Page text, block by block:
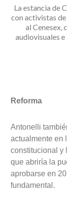
La estancia de
con activistas
al Cenesex,
audiovisuales
Reforma
Antonelli
actualmente en
constitucional y
que abriría la
aprobarse en
fundamental.